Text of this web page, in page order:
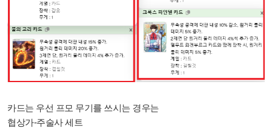
카드는 우선 프모 무기를 쓰시는 경우는
협상가-주술사 세트